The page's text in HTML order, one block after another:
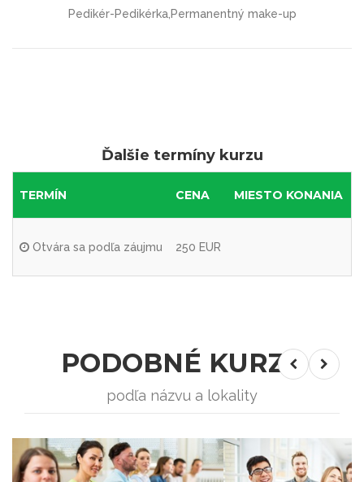
Pedikér-Pedikérka,Permanentný make-up
Ďalšie termíny kurzu
TERMÍN CENA MIESTO KONANIA
Otvára sa podľa záujmu 250 EUR
PODOBNÉ KURZY
podľa názvu a lokality